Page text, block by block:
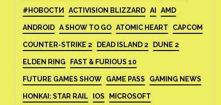
#НОВОСТИ ACTIVISION BLIZZARD AI AMD
ANDROID A SHOW TO GO ATOMIC HEART CAPCOM
COUNTER-STRIKE 2 DEAD ISLAND 2 DUNE 2
ELDEN RING FAST & FURIOUS 10
FUTURE GAMES SHOW GAME PASS GAMING NEWS
HONKAI: STAR RAIL IOS MICROSOFT